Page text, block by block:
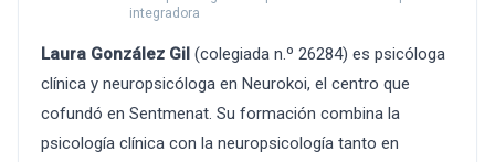
integradora
Laura González Gil (colegiada n.º 26284) es psicóloga
clínica y neuropsicóloga en Neurokoi, el centro que
cofundó en Sentmenat. Su formación combina la
psicología clínica con la neuropsicología tanto en